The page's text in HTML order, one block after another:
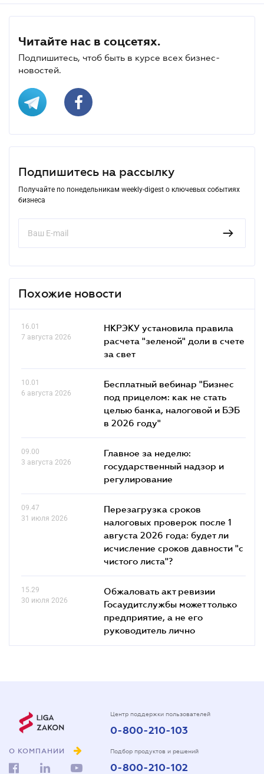
Читайте нас в соцсетях.
Подпишитесь, чтоб быть в курсе всех бизнес-
новостей.
Подпишитесь на рассылку
Получайте по понедельникам weekly-digest о ключевых событиях
бизнеса
Похожие новости
16.01
7 августа 2026
НКРЭКУ установила правила
расчета "зеленой" доли в счете
за свет
10.01
6 августа 2026
Бесплатный вебинар "Бизнес
под прицелом: как не стать
целью банка, налоговой и БЭБ
в 2026 году"
09.00
3 августа 2026
Главное за неделю:
государственный надзор и
регулирование
09.47
31 июля 2026
Перезагрузка сроков
налоговых проверок после 1
августа 2026 года: будет ли
исчисление сроков давности "с
чистого листа"?
15.29
30 июля 2026
Обжаловать акт ревизии
Госаудитслужбы может только
предприятие, а не его
руководитель лично
О КОМПАНИИ
Центр поддержки пользователей
0-800-210-103
Подбор продуктов и решений
0-800-210-102